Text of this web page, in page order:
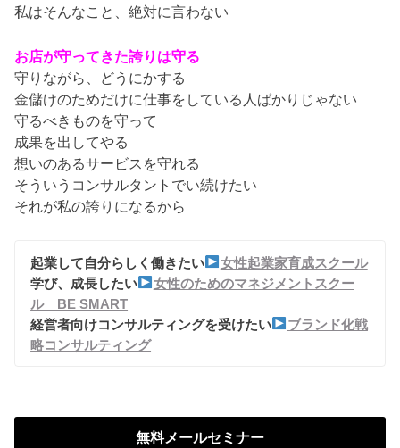
私はそんなこと、絶対に言わない
お店が守ってきた誇りは守る
守りながら、どうにかする
金儲けのためだけに仕事をしている人ばかりじゃない
守るべきものを守って
成果を出してやる
想いのあるサービスを守れる
そういうコンサルタントでい続けたい
それが私の誇りになるから
起業して自分らしく働きたい
女性起業家育成スクール
学び、成長したい
女性のためのマネジメントスクー
ル BE SMART
経営者向けコンサルティングを受けたい
ブランド化戦
略コンサルティング
無料メールセミナー